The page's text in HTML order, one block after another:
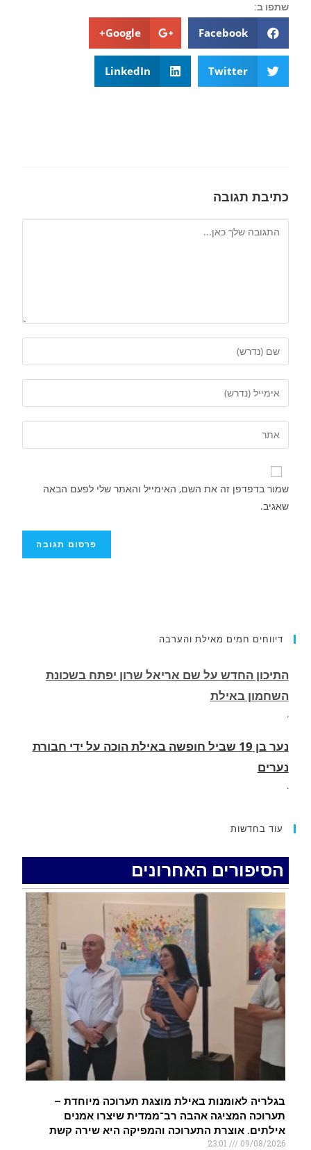
שתפו ב:
Facebook
Google+
Twitter
LinkedIn
כתיבת תגובה
שמור בדפדפן זה את השם, האימייל והאתר שלי לפעם הבאה
שאגיב.
דיווחים חמים מאילת והערבה
נער בן 19 שביל חופשה באילת הוכה על ידי חבורת
נערים
.
שועל נצפה בלילה מסתובב ליד בית הספר ים סוף
בשכונת השחמון באילת
.
כביש 40 בחלק הדרומי יסגר ביום שלישי ורביעי
רכב התנגש במעקה בטיחות בכביש 90 בסמוך לעין
חצבה. פצועים
התיכון החדש על שם אריאל שרון יפתח בשכונת
השחמון באילת
עוד בחדשות
הסיפורים האחרונים
בגלריה לאומנות באילת מוצגת תערוכה מיוחדת –
תערוכה המציגה אהבה רב־ממדית שיצרו אמנים
אילתים. אוצרת התערוכה והמפיקה היא שירה קשת
09/08/2026